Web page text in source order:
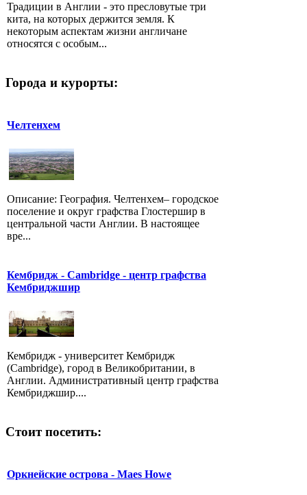
Традиции в Англии - это пресловутые три
кита, на которых держится земля. К
некоторым аспектам жизни англичане
относятся с особым...
Города и курорты:
Челтенхем
Описание: География. Челтенхем– городское
поселение и округ графства Глостершир в
центральной части Англии. В настоящее
вре...
Кембридж - Cambridge - центр графства
Кембриджшир
Кембридж - университет Кембридж
(Cambridge), город в Великобритании, в
Англии. Административный центр графства
Кембриджшир....
Стоит посетить:
Оркнейские острова - Maes Howe